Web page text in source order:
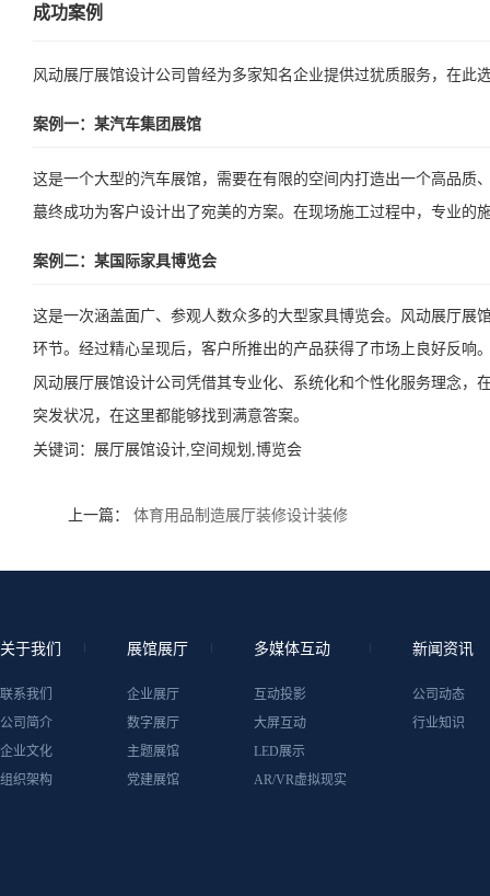
成功案例
风动展厅展馆设计公司曾经为多家知名企业提供过犹质服务，在此
案例一：某汽车集团展馆
这是一个大型的汽车展馆，需要在有限的空间内打造出一个高品
蕞终成功为客户设计出了宛美的方案。在现场施工过程中，专业
案例二：某国际家具博览会
这是一次涵盖面广、参观人数众多的大型家具博览会。风动展厅
环节。经过精心呈现后，客户所推出的产品获得了市场上良好反响
风动展厅展馆设计公司凭借其专业化、系统化和个性化服务理念
突发状况，在这里都能够找到满意答案。
关键词： 展厅展馆设计,空间规划,博览会
上一篇： 体育用品制造展厅装修设计装修
关于我们
联系我们
公司简介
企业文化
组织架构
展馆展厅
企业展厅
数字展厅
主题展馆
党建展馆
多媒体互动
互动投影
大屏互动
LED展示
AR/VR虚拟现实
新闻资讯
公司动态
行业知识